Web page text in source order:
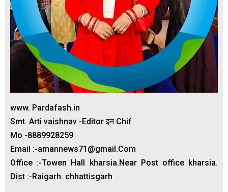
www. Pardafash.in
Smt. Arti vaishnav -Editor इन Chif
Mo -8889928259
Email :-amannews71@gmail.Com
Office :-Towen Hall kharsia.Near Post office kharsia.
Dist :-Raigarh. chhattisgarh